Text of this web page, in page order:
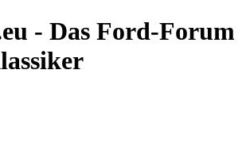
- Das Ford-Forum